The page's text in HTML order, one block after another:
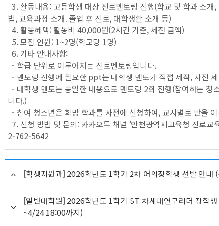
3. 활동내용: 고등학생 대상 진로멘토링 진행(학교 및 학과 소개,
법, 교육과정 소개, 졸업 후 진로, 대학생활 소개 등)
4. 활동혜택: 활동비 40,000원(2시간 기준, 세전 금액)
5. 모집 인원: 1~2명(학교당 1명)
6. 기타 안내사항:
- 학급 단위로 이루어지는 진로멘토링입니다.
- 멘토링 진행에 필요한 ppt는 대학생 멘토가 직접 제작, 사전
- 대학생 멘토는 동일한 내용으로 멘토링 2회 진행(참여하는 청
니다.)
- 참여 청소년은 희망 학과를 사전에 신청하여, 교시별로 반을
7. 신청 방법 및 문의: 카카오톡 채널 '인천광역시교육청 진로교
2-762-5642
[학생지원과] 2026학년도 1학기 2차 어의장학생 선발 안내
[일반대학원] 2026학년도 1학기 ST 차세대연구리더 장학
~4/24 18:00까지)